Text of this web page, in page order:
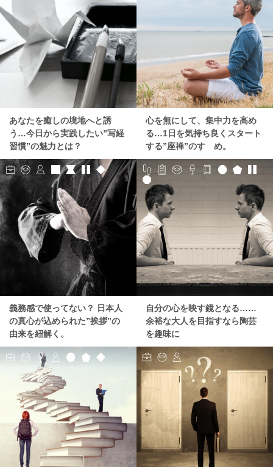
あなたを癒しの境地へと誘
う…今日から実践したい”写経
習慣”の魅力とは？
心を無にして、集中力を高め
る…1日を気持ち良くスタート
する”座禅”のすゝめ。
義務感で使ってない？ 日本人
の真心が込められた”挨拶”の
由来を紐解く。
自分の心を映す鏡となる……
余裕な大人を目指すなら陶芸
を趣味に